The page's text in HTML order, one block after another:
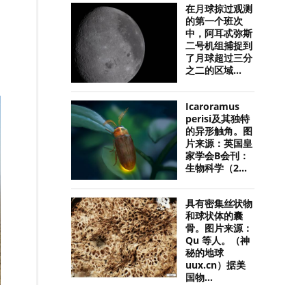
在月球掠过观测
的第一个班次
中，阿耳忒弥斯
二号机组捕捉到
了月球超过三分
之二的区域...
Icaroramus
perisi及其独特
的异形触角。图
片来源：英国皇
家学会B会刊：
生物科学（2...
具有密集丝状物
和球状体的囊
骨。图片来源：
Qu 等人。（神
秘的地球
uux.cn）据美
国物...